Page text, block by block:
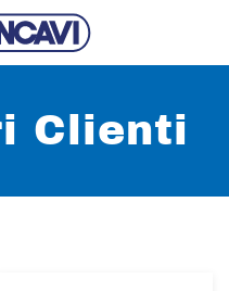
Clienti